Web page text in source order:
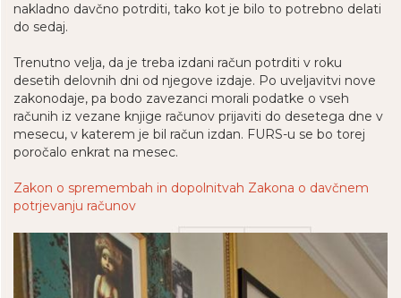
nakladno davčno potrditi, tako kot je bilo to potrebno delati
do sedaj.
Trenutno velja, da je treba izdani račun potrditi v roku
desetih delovnih dni od njegove izdaje. Po uveljavitvi nove
zakonodaje, pa bodo zavezanci morali podatke o vseh
računih iz vezane knjige računov prijaviti do desetega dne v
mesecu, v katerem je bil račun izdan. FURS-u se bo torej
poročalo enkrat na mesec.
Zakon o spremembah in dopolnitvah Zakona o davčnem
potrjevanju računov